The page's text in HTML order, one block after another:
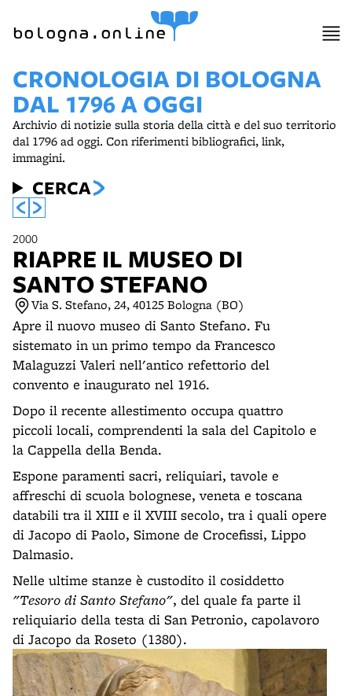
bologna.online
CRONOLOGIA DI BOLOGNA
DAL 1796 A OGGI
Archivio di notizie sulla storia della città e del suo territorio
dal 1796 ad oggi. Con riferimenti bibliografici, link,
immagini.
CERCA
2000
RIAPRE IL MUSEO DI
SANTO STEFANO
Via S. Stefano, 24, 40125 Bologna (BO)
Apre il nuovo museo di Santo Stefano. Fu
sistemato in un primo tempo da Francesco
Malaguzzi Valeri nell'antico refettorio del
convento e inaugurato nel 1916.
Dopo il recente allestimento occupa quattro
piccoli locali, comprendenti la sala del Capitolo e
la Cappella della Benda.
Espone paramenti sacri, reliquiari, tavole e
affreschi di scuola bolognese, veneta e toscana
databili tra il XIII e il XVIII secolo, tra i quali opere
di Jacopo di Paolo, Simone de Crocefissi, Lippo
Dalmasio.
Nelle ultime stanze è custodito il cosiddetto
"Tesoro di Santo Stefano", del quale fa parte il
reliquiario della testa di San Petronio, capolavoro
di Jacopo da Roseto (1380).